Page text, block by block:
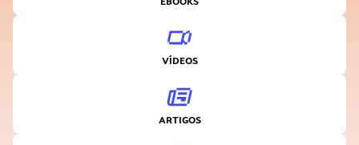
VÍDEOS
ARTIGOS